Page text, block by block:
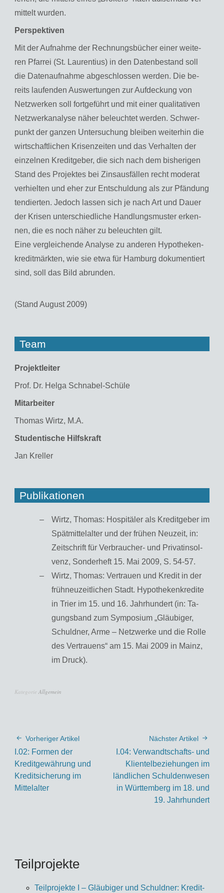
mit­telt wur­den.
Per­spek­ti­ven
Mit der Auf­nah­me der Rech­nungs­bü­cher einer wei­te­
ren Pfar­rei (St. Lau­ren­ti­us) in den Da­ten­be­stand soll
die Da­ten­auf­nah­me ab­ge­schlos­sen wer­den. Die be­
reits lau­fen­den Aus­wer­tun­gen zur Auf­de­ckung von
Netz­wer­ken soll fort­ge­führt und mit einer qua­li­ta­ti­ven
Netz­werkana­ly­se näher be­leuch­tet wer­den. Schwer­
punkt der gan­zen Un­ter­su­chung blei­ben wei­ter­hin die
wirt­schaft­li­chen Kri­sen­zei­ten und das Ver­hal­ten der
ein­zel­nen Kre­dit­ge­ber, die sich nach dem bis­he­ri­gen
Stand des Pro­jek­tes bei Zins­aus­fäl­len recht mo­de­rat
ver­hiel­ten und eher zur Ent­schul­dung als zur Pfän­dung
ten­dier­ten. Je­doch las­sen sich je nach Art und Dauer
der Kri­sen un­ter­schied­li­che Hand­lungs­mus­ter er­ken­
nen, die es noch näher zu be­leuch­ten gilt.
Eine ver­glei­chen­de Ana­ly­se zu an­de­ren Hy­po­the­ken­
kre­dit­märk­ten, wie sie etwa für Ham­burg do­ku­men­tiert
sind, soll das Bild ab­run­den.
(Stand Au­gust 2009)
Team
Pro­jekt­lei­ter
Prof. Dr. Helga Schna­bel-Schü­le
Mit­ar­bei­ter
Tho­mas Wirtz, M.A.
Stu­den­ti­sche Hilfs­kraft
Jan Krel­ler
Publikationen
Wirtz, Tho­mas: Hos­pi­tä­ler als Kre­dit­ge­ber im
Spät­mit­tel­al­ter und der frü­hen Neu­zeit, in:
Zeit­schrift für Ver­brau­cher- und Pri­vat­in­sol­
venz, Son­der­heft 15. Mai 2009, S. 54-57.
Wirtz, Tho­mas: Ver­trau­en und Kre­dit in der
früh­neu­zeit­li­chen Stadt. Hy­po­the­ken­kre­di­te
in Trier im 15. und 16. Jahr­hun­dert (in: Ta­
gungs­band zum Sym­po­si­um „Gläu­bi­ger,
Schuld­ner, Arme – Netz­wer­ke und die Rolle
des Ver­trau­ens“ am 15. Mai 2009 in Mainz,
im Druck).
Kategorie Allgemein
Vorheriger Artikel
I.02: Formen der
Kreditgewährung und
Kreditsicherung im
Mittelalter
Nächster Artikel
I.04: Verwandtschafts- und
Klientelbeziehungen im
ländlichen Schuldenwesen
in Württemberg im 18. und
19. Jahrhundert
Teilprojekte
Teilprojekte I – Gläu­bi­ger und Schuld­ner: Kre­dit­